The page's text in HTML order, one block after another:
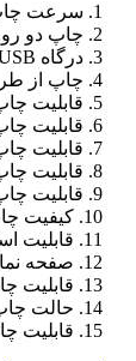
1. سرعت چاپ 40 برگ/دقیقه.
2. چاپ دو رو.
3. درگاه USB و شبکه Ethernet.
4. چاپ از طریق دستگاه‌های همراه.
5. قابلیت چاپ از طریق شبکه بی‌سیم.
6. قابلیت چاپ از طریق ابر (Cloud Print).
7. قابلیت چاپ از طریق درگاه NFC.
8. قابلیت چاپ از طریق درگاه AirPrint.
9. قابلیت چاپ از طریق درگاه Mopria.
10. کیفیت چاپ 1200x1200 دی‌پی‌آی.
11. قابلیت استفاده از کارتریج‌های با ظرفیت بالا.
12. صفحه نمایش LCD.
13. قابلیت چاپ از درگاه USB از روی فلش درایو.
14. حالت چاپ صرفه‌جویی انرژی.
15. قابلیت چاپ از سیستم‌عامل‌های مختلف.